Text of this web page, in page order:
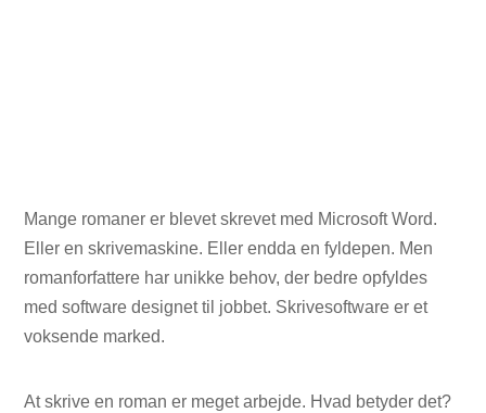
Mange romaner er blevet skrevet med Microsoft Word.
Eller en skrivemaskine. Eller endda en fyldepen. Men
romanforfattere har unikke behov, der bedre opfyldes
med software designet til jobbet. Skrivesoftware er et
voksende marked.
At skrive en roman er meget arbejde. Hvad betyder det?